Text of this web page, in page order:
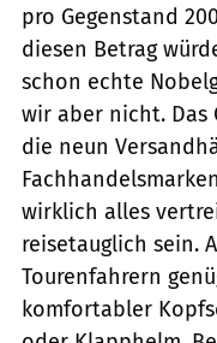
pro Gegenstand
diesen Betrag
schon echte
wir aber nicht. Das
die neun
wirklich alles
reisetauglich sein.
Tourenfahrern
komfortabler